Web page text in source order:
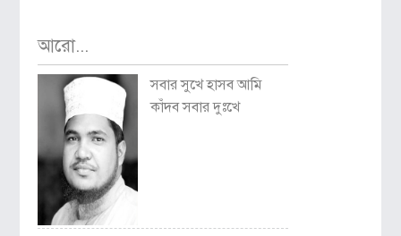
আরো...
সবার সুখে হাসব আমি
কাঁদব সবার দুঃখে